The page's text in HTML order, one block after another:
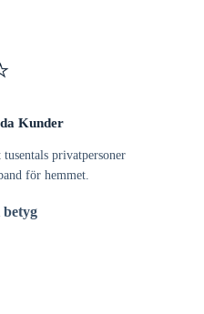
Kunder
privatpersoner
för hemmet.
betyg